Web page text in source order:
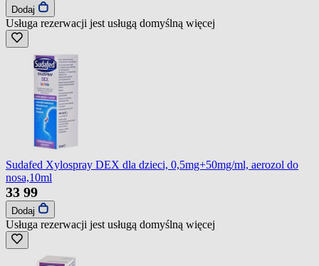
Dodaj
Usługa rezerwacji jest usługą domyślną więcej
Sudafed Xylospray DEX dla dzieci, 0,5mg+50mg/ml, aerozol do
nosa,10ml
33 99
Dodaj
Usługa rezerwacji jest usługą domyślną więcej